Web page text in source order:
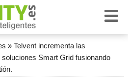
» Telvent incrementa las
Smart Grid fusionando